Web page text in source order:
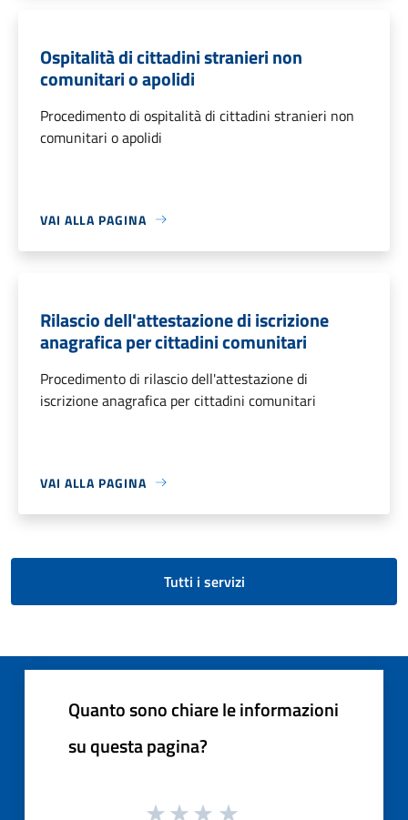
Ospitalità di cittadini stranieri non
comunitari o apolidi
Procedimento di ospitalità di cittadini stranieri non
comunitari o apolidi
VAI ALLA PAGINA
Rilascio dell'attestazione di iscrizione
anagrafica per cittadini comunitari
Procedimento di rilascio dell'attestazione di
iscrizione anagrafica per cittadini comunitari
VAI ALLA PAGINA
Tutti i servizi
Quanto sono chiare le informazioni
su questa pagina?